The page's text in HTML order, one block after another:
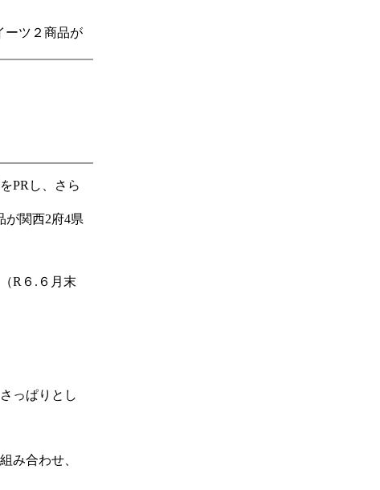
ーツ２商品が
PRし、さら
が関西2府4県
R６.６月末
っぱりとし
み合わせ、